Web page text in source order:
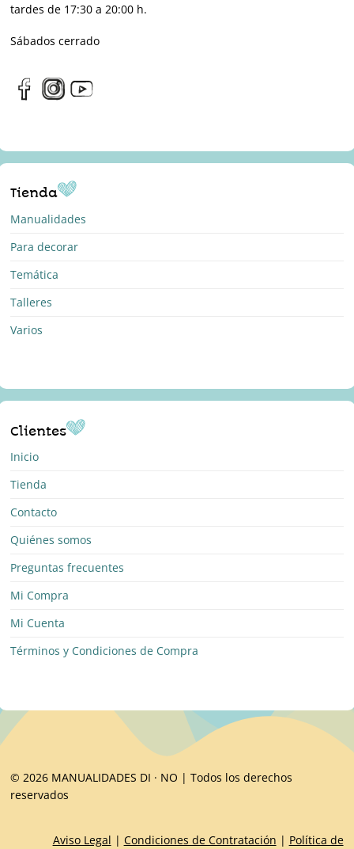
tardes de 17:30 a 20:00 h.
Sábados cerrado
Tienda
Manualidades
Para decorar
Temática
Talleres
Varios
Clientes
Inicio
Tienda
Contacto
Quiénes somos
Preguntas frecuentes
Mi Compra
Mi Cuenta
Términos y Condiciones de Compra
© 2026 MANUALIDADES DI · NO | Todos los derechos
reservados
Aviso Legal | Condiciones de Contratación | Política de